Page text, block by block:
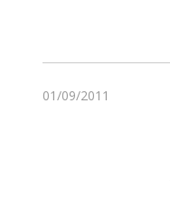
01/09/2011